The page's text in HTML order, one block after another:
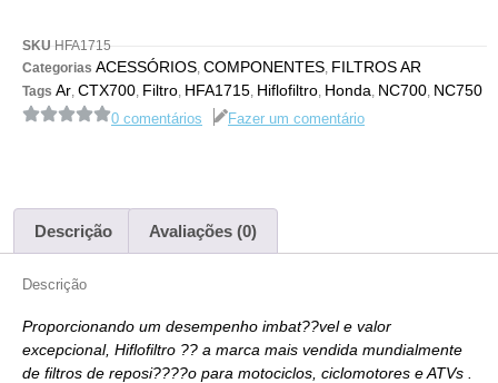
SKU HFA1715
Categorias ACESSÓRIOS, COMPONENTES, FILTROS AR
Tags Ar, CTX700, Filtro, HFA1715, Hiflofiltro, Honda, NC700, NC750
0 comentários Fazer um comentário
Descrição Avaliações (0)
Descrição
Proporcionando um desempenho imbat??vel e valor
excepcional, Hiflofiltro ?? a marca mais vendida mundialmente
de filtros de reposi????o para motociclos, ciclomotores e ATVs .